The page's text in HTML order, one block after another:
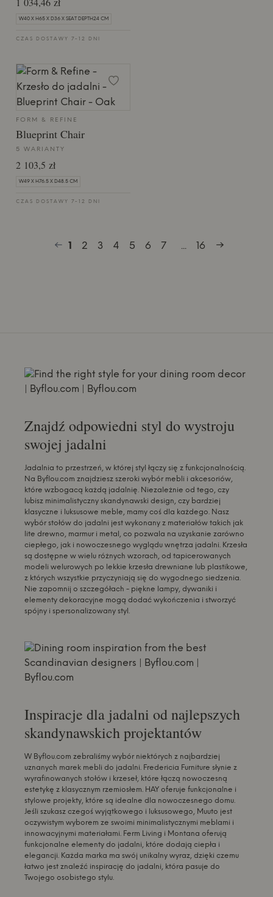
W40 X H65 X D36 X SEAT DEPTH24 CM
CZAS DOSTAWY 7-12 DNI
FORM & REFINE
Blueprint Chair
5 WARIANTY
2 103,5 zł
W49 X H76.5 X D48.5 CM
CZAS DOSTAWY 7-12 DNI
1 2 3 4 5 6 7 ... 16
Znajdź odpowiedni styl do wystroju
swojej jadalni
Jadalnia to przestrzeń, w której styl łączy się z funkcjonalnością.
Na Byflou.com znajdziesz szeroki wybór mebli i akcesoriów,
które wzbogacą każdą jadalnię. Niezależnie od tego, czy
lubisz minimalistyczny skandynawski design, czy bardziej
klasyczne i luksusowe meble, mamy coś dla każdego. Nasz
wybór stołów do jadalni jest wykonany z materiałów takich jak
lite drewno, marmur i metal, co pozwala na uzyskanie zarówno
ciepłego, jak i nowoczesnego wyglądu wnętrza jadalni. Krzesła
są dostępne w wielu różnych wzorach, od tapicerowanych
modeli welurowych po lekkie krzesła drewniane lub plastikowe,
z których wszystkie przyczyniają się do wygodnego siedzenia.
Nie zapomnij o szczegółach - piękne lampy, dywaniki i
elementy dekoracyjne mogą dodać wykończenia i stworzyć
spójny i spersonalizowany styl.
Inspiracje dla jadalni od najlepszych
skandynawskich projektantów
W Byflou.com zebraliśmy wybór niektórych z najbardziej
uznanych marek mebli do jadalni. Fredericia Furniture słynie z
wyrafinowanych stołów i krzeseł, które łączą nowoczesną
estetykę z klasycznym rzemiosłem. HAY oferuje funkcjonalne i
stylowe projekty, które są idealne dla nowoczesnego domu.
Jeśli szukasz czegoś wyjątkowego i luksusowego, Muuto jest
oczywistym wyborem ze swoimi minimalistycznymi meblami i
innowacyjnymi materiałami. Ferm Living i Montana oferują
funkcjonalne elementy do jadalni, które dodają ciepła i
elegancji. Każda marka ma swój unikalny wyraz, dzięki czemu
łatwo jest znaleźć inspirację do jadalni, która pasuje do
Twojego osobistego stylu.